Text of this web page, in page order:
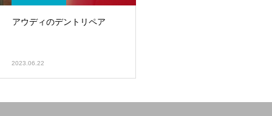
アウディのデントリペア
2023.06.22